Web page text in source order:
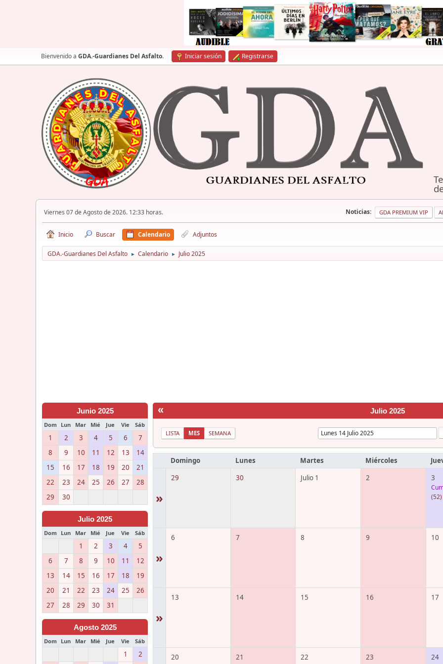
Bienvenido a GDA.-Guardianes Del Asfalto. Iniciar sesión Registrarse
Viernes 07 de Agosto de 2026. 12:33 horas. Noticias: GDA PREMIUM VIP
Inicio Buscar Calendario Adjuntos
GDA.-Guardianes Del Asfalto ► Calendario ► Julio 2025
Junio 2025
Dom Lun Mar Mié Jue Vie Sáb
1 2 3 4 5 6
7
8
9 10 11 12 13
14
15
16 17 18 19 20
21
22
23 24 25 26 27
28
29
30
Julio 2025
Dom Lun Mar Mié Jue Vie Sáb
1 2 3 4
5
6
7 8 9 10 11
12
13
14 15 16 17 18
19
20
21 22 23 24 25
26
27
28 29 30 31
Agosto 2025
Dom Lun Mar Mié Jue Vie Sáb
1 2
« Julio 2025
LISTA MES SEMANA
Domingo Lunes Martes Miércoles
»
29 30 Julio 1 2 3
(52)
»
6 7 8 9 10
»
13 14 15 16 17
20 21 22 23 24